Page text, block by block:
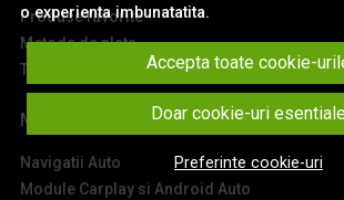
o experienta imbunatatita.
Accepta toate cookie-
Doar cookie-uri
Preferinte cookie-uri
Produse favorite
Metode de plata
Transport si retururi
Main
Navigatii Auto
Module Carplay si Android Auto